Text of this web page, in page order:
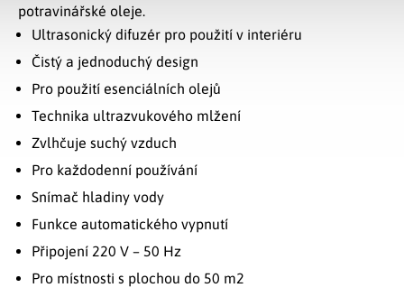
potravinářské oleje.
Ultrasonický difuzér pro použití v interiéru
Čistý a jednoduchý design
Pro použití esenciálních olejů
Technika ultrazvukového mlžení
Zvlhčuje suchý vzduch
Pro každodenní používání
Snímač hladiny vody
Funkce automatického vypnutí
Připojení 220 V – 50 Hz
Pro místnosti s plochou do 50 m2